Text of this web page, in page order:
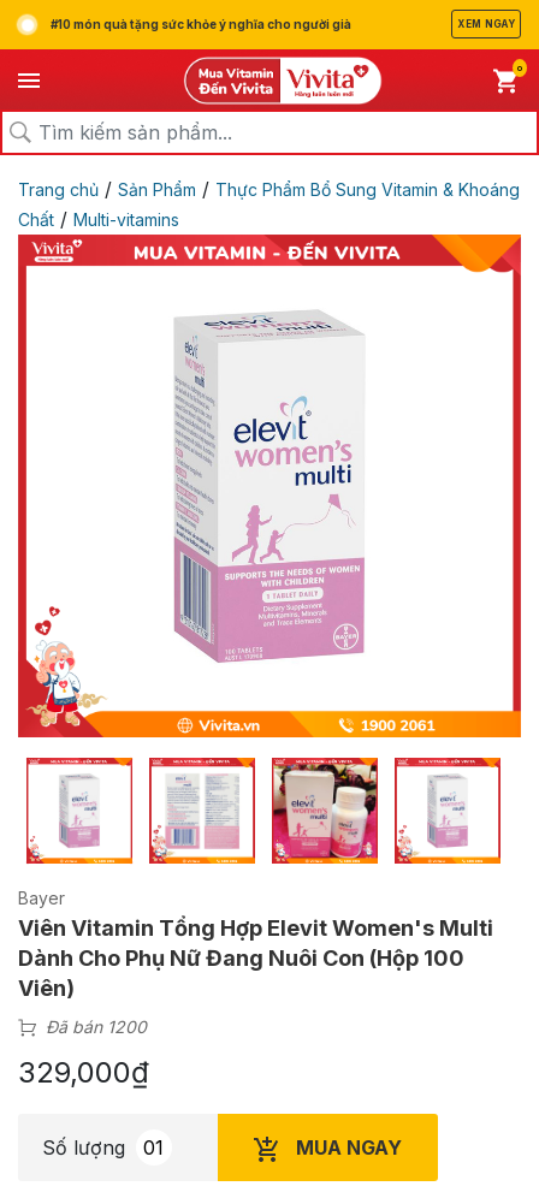
#10 món quà tặng sức khỏe ý nghĩa cho người già XEM NGAY
0
Trang chủ / Sản Phẩm / Thực Phẩm Bổ Sung Vitamin & Khoáng
Chất / Multi-vitamins
Bayer
Viên Vitamin Tổng Hợp Elevit Women's Multi
Dành Cho Phụ Nữ Đang Nuôi Con (Hộp 100
Viên)
Đã bán 1200
329,000₫
Số lượng MUA NGAY